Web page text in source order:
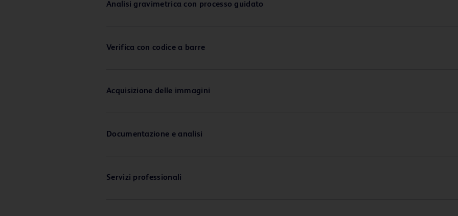
Analisi gravimetrica con processo guidato
Verifica con codice a barre
Acquisizione delle immagini
Documentazione e analisi
Servizi professionali